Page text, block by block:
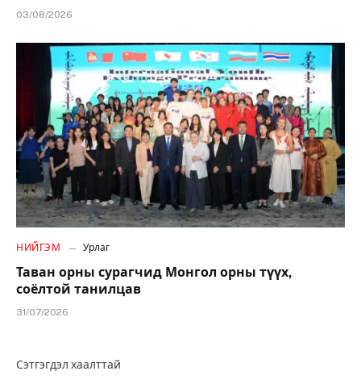
03/08/2026
НИЙГЭМ Урлаг
Таван орны сурагчид Монгол орны түүх,
соёлтой танилцав
31/07/2026
Сэтгэгдэл хаалттай